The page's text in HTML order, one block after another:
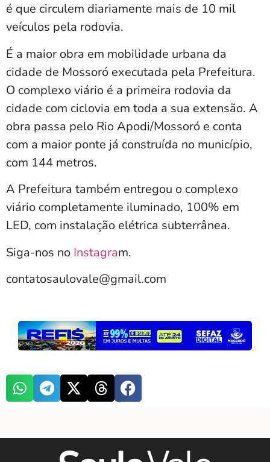
é que circulem diariamente mais de 10 mil
veículos pela rodovia.
É a maior obra em mobilidade urbana da
cidade de Mossoró executada pela Prefeitura.
O complexo viário é a primeira rodovia da
cidade com ciclovia em toda a sua extensão. A
obra passa pelo Rio Apodi/Mossoró e conta
com a maior ponte já construída no município,
com 144 metros.
A Prefeitura também entregou o complexo
viário completamente iluminado, 100% em
LED, com instalação elétrica subterrânea.
Siga-nos no Instagram.
contatosaulovale@gmail.com